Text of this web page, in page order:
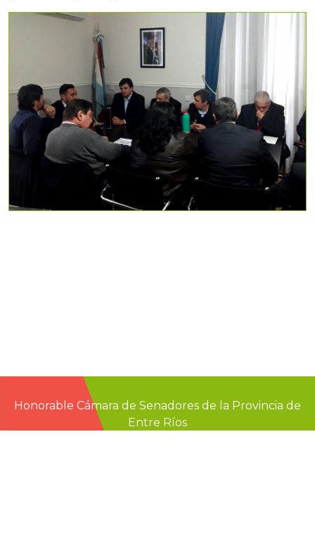
Honorable Cámara de Senadores de la Provincia de
Entre Ríos